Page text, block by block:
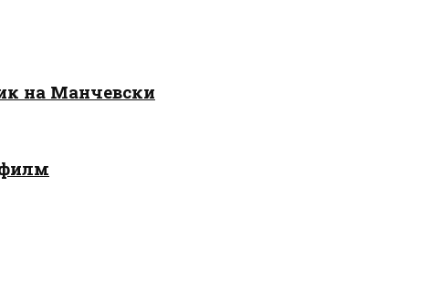
на Манчевски
филм